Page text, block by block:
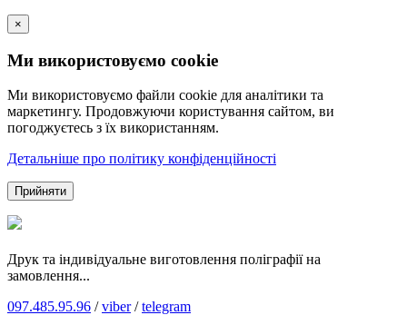
×
Ми використовуємо cookie
Ми використовуємо файли cookie для аналітики та
маркетингу. Продовжуючи користування сайтом, ви
погоджуєтесь з їх використанням.
Детальніше про політику конфіденційності
Прийняти
Друк та індивідуальне виготовлення поліграфії на
замовлення...
097.485.95.96 /viber/telegram